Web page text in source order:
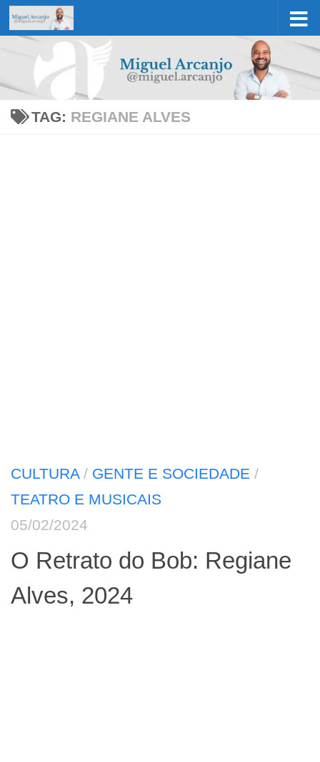
Skip to content
TAG: REGIANE ALVES
CULTURA/ GENTE E SOCIEDADE /
TEATRO E MUSICAIS
05/02/2024
O Retrato do Bob: Regiane
Alves, 2024